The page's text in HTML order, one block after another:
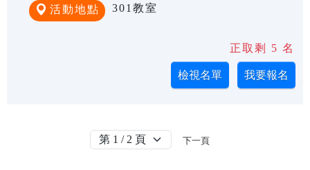
活動地點 301教室
正取剩 5 名
下一頁